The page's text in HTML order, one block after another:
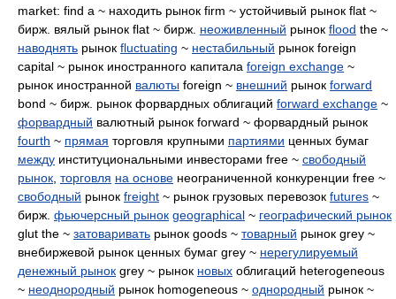
market: find a ~ находить рынок firm ~ устойчивый рынок flat ~
бирж. вялый рынок flat ~ бирж. неоживленный рынок flood the ~
наводнять рынок fluctuating ~ нестабильный рынок foreign
capital ~ рынок иностранного капитала foreign exchange ~
рынок иностранной валюты foreign ~ внешний рынок forward
bond ~ бирж. рынок форвардных облигаций forward exchange ~
форвардный валютный рынок forward ~ форвардный рынок
fourth ~ прямая торговля крупными партиями ценных бумаг
между институциональными инвесторами free ~ свободный
рынок торговля на основе неограниченной конкуренции free ~
свободный рынок freight ~ рынок грузовых перевозок futures ~
бирж. фьючерсный рынок geographical ~ географический рынок
glut the ~ затоваривать рынок goods ~ товарный рынок grey ~
внебиржевой рынок ценных бумаг grey ~ нерегулируемый
денежный рынок grey ~ рынок новых облигаций heterogeneous
~ неоднородный рынок homogeneous ~ однородный рынок ~